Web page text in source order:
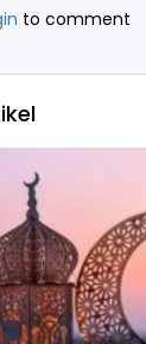
to comment